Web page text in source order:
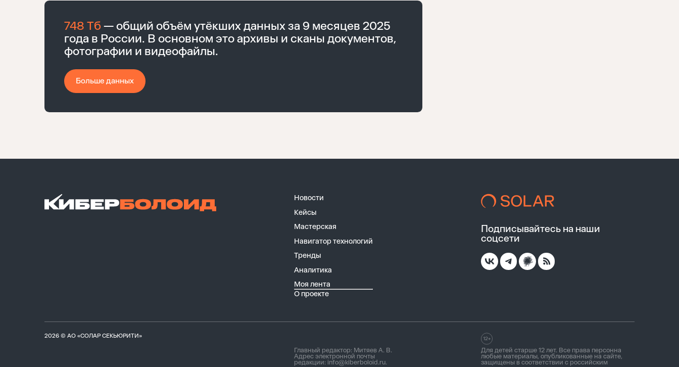
748 Тб— общий объём утёкших данных за 9 месяцев 2025
года в России. В основном это архивы и сканы документов,
фотографии и видеофайлы.
Больше данных
Новости
Кейсы
Мастерская
Навигатор технологий
Тренды
Аналитика
Моя лента
О проекте
Подписывайтесь на наши
соцсети
2026 © АО «СОЛАР СЕКЬЮРИТИ»
Главный редактор: Митяев А. В.
Адрес электронной почты
редакции: info@kiberboloid.ru.
Для детей старше 12 лет. Все права персонна
любые материалы, опубликованные на сайте,
защищены в соответствии с российским